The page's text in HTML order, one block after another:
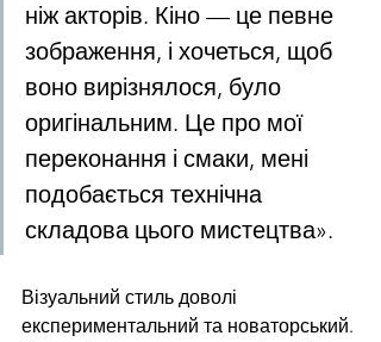
ніж акторів. Кіно — це певне
зображення, і хочеться, щоб
воно вирізнялося, було
оригінальним. Це про мої
переконання і смаки, мені
подобається технічна
складова цього мистецтва».
Візуальний стиль доволі
експериментальний та новаторський.